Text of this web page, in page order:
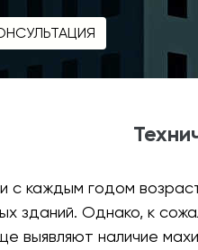
с каждым годом
зданий. Однако, к
выявляют наличие